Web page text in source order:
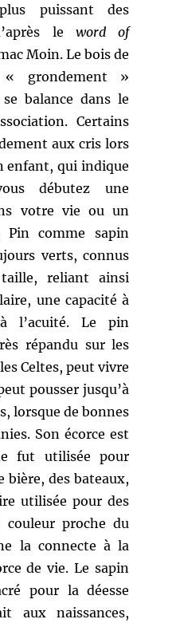
puissant des
leword of
Moin. Le bois de
grondement »
balance dans le
Certains
aux cris lors
enfant, qui indique
débutez une
votre vie ou un
Pin comme sapin
verts, connus
reliant ainsi
une capacité à
Le pin
répandu sur les
Celtes, peut vivre
pousser jusqu’à
lorsque de bonnes
Son écorce est
fut utilisée pour
bière, des bateaux,
utilisée pour des
couleur proche du
la connecte à la
de vie. Le sapin
pour la déesse
aux naissances,